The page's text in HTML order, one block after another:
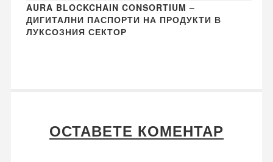
AURA BLOCKCHAIN CONSORTIUM –
ДИГИТАЛНИ ПАСПОРТИ НА ПРОДУКТИ В
ЛУКСОЗНИЯ СЕКТОР
ОСТАВЕТЕ КОМЕНТАР